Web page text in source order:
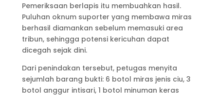
Pemeriksaan berlapis itu membuahkan hasil.
Puluhan oknum suporter yang membawa miras
berhasil diamankan sebelum memasuki area
tribun, sehingga potensi kericuhan dapat
dicegah sejak dini.
Dari penindakan tersebut, petugas menyita
sejumlah barang bukti: 6 botol miras jenis ciu, 3
botol anggur intisari, 1 botol minuman keras